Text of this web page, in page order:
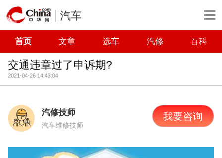
汽车
首页 文章 选车 汽修 百科
交通违章过了申诉期?
2021-04-26 14:43:04
汽修技师
汽车维修技师
我要咨询